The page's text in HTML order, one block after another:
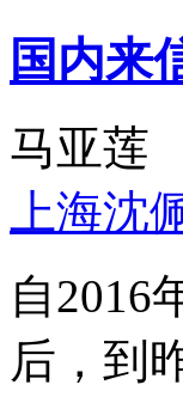
国内来
马亚莲
上海沈
自2016
后，到